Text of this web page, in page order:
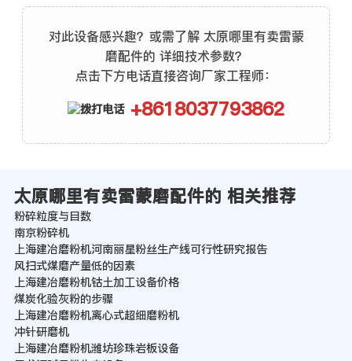
对此设备感兴趣？或需了解 太原哪里有卖雷蒙
磨配件的 详细技术参数？
点击下方电话直接咨询厂家工程师：
+8618037793862
太原哪里有卖雷蒙磨配件的 相关推荐
粉碎粒度与目数
南京粉碎机
上海建冶磨粉机河南丽星粉丝生产线可行性研究报告
风扫式煤磨产量低的因素
上海建冶磨粉机钴土加工设备价格
煤炭化验灰粉的步骤
上海建冶磨粉机离心式超细磨粉机
冲针研磨机
上海建冶磨粉机潍坊珍珠岩板设备